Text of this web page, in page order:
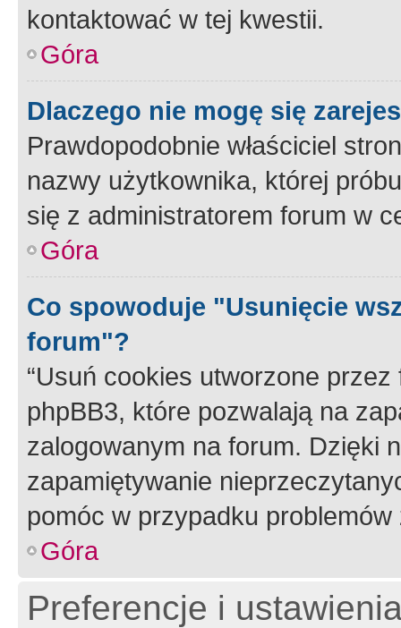
kontaktować w tej kwestii.
Góra
Dlaczego nie mogę się
Prawdopodobnie właściciel
nazwy użytkownika, której
się z administratorem forum w
Góra
Co spowoduje "Usunięcie
forum"?
“Usuń cookies utworzone
phpBB3, które pozwalają na
zalogowanym na forum. Dzięki
zapamiętywanie
pomóc w przypadku
Góra
Preferencje i